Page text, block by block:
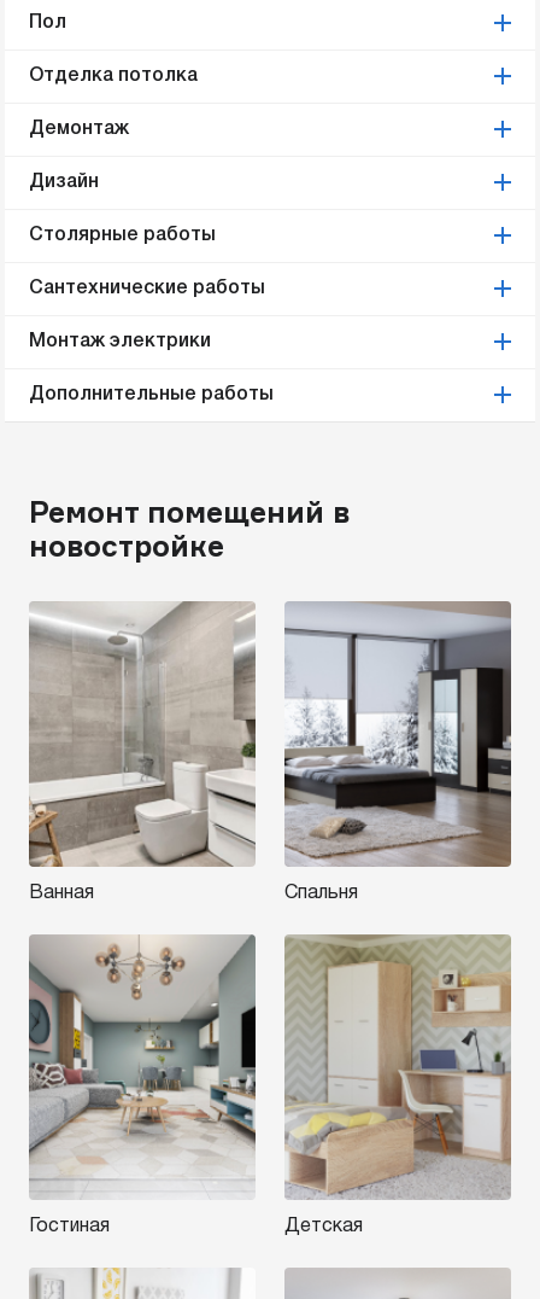
Пол
Отделка потолка
Демонтаж
Дизайн
Столярные работы
Сантехнические работы
Монтаж электрики
Дополнительные работы
Ремонт помещений в
новостройке
Ванная Спальня
Гостиная Детская